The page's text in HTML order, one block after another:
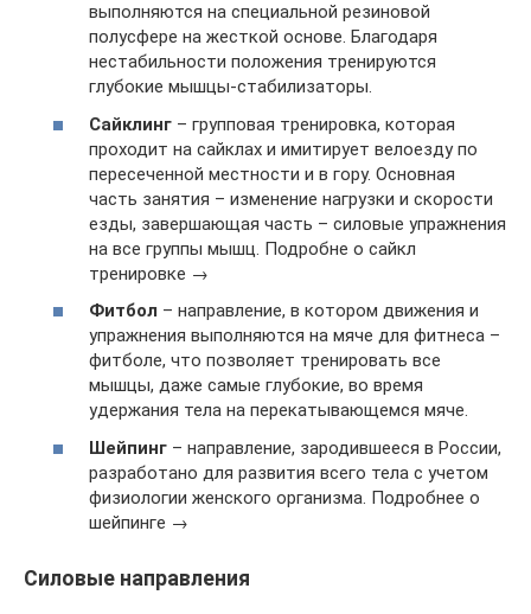
выполняются на специальной резиновой
полусфере на жесткой основе. Благодаря
нестабильности положения тренируются
глубокие мышцы-стабилизаторы.
Сайклинг – групповая тренировка, которая
проходит на сайклах и имитирует велоезду по
пересеченной местности и в гору. Основная
часть занятия – изменение нагрузки и скорости
езды, завершающая часть – силовые упражнения
на все группы мышц. Подробне о сайкл
тренировке →
Фитбол – направление, в котором движения и
упражнения выполняются на мяче для фитнеса –
фитболе, что позволяет тренировать все
мышцы, даже самые глубокие, во время
удержания тела на перекатывающемся мяче.
Шейпинг – направление, зародившееся в России,
разработано для развития всего тела с учетом
физиологии женского организма. Подробнее о
шейпинге →
Силовые направления